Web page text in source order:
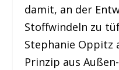
damit, an der
Stoffwindeln zu
Stephanie Oppitz
Prinzip aus